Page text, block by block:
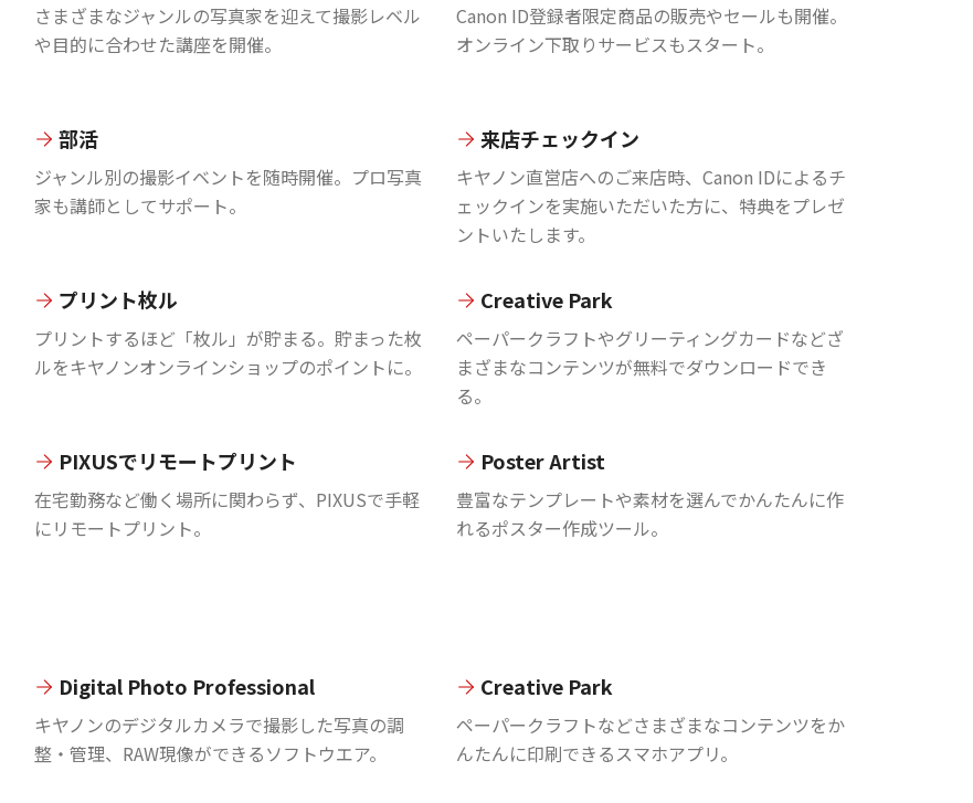
さまざまなジャンルの写真家を迎えて撮影レベル
や目的に合わせた講座を開催。
Canon ID登録者限定商品の販売やセールも開催。
オンライン下取りサービスもスタート。
部活
ジャンル別の撮影イベントを随時開催。プロ写真
家も講師としてサポート。
来店チェックイン
キヤノン直営店へのご来店時、Canon IDによるチ
ェックインを実施いただいた方に、特典をプレゼ
ントいたします。
プリント枚ル
プリントするほど「枚ル」が貯まる。貯まった枚
ルをキヤノンオンラインショップのポイントに。
Creative Park
ペーパークラフトやグリーティングカードなどざ
まざまなコンテンツが無料でダウンロードでき
る。
PIXUSでリモートプリント
在宅勤務など働く場所に関わらず、PIXUSで手軽
にリモートプリント。
Poster Artist
豊富なテンプレートや素材を選んでかんたんに作
れるポスター作成ツール。
Digital Photo Professional
キヤノンのデジタルカメラで撮影した写真の調
整・管理、RAW現像ができるソフトウエア。
Creative Park
ペーパークラフトなどさまざまなコンテンツをか
んたんに印刷できるスマホアプリ。